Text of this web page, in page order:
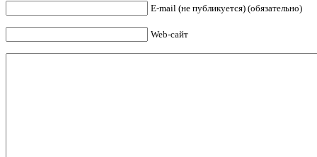
E-mail (не публикуется) (обязательно)
Web-сайт